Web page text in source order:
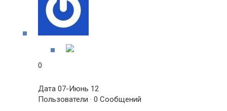
0
Дата 07-Июнь 12
Пользователи · 0 Сообщений